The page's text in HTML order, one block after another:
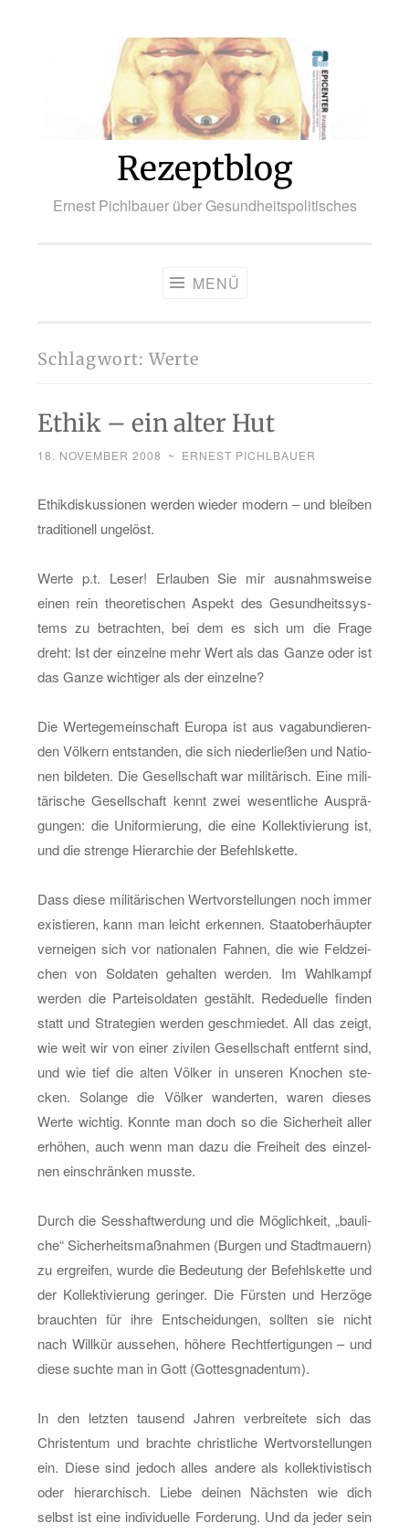
Rezeptblog
Ernest Pichlbauer über Gesundheitspolitisches
MENÜ
Schlagwort: Werte
Ethik – ein alter Hut
18. NOVEMBER 2008 ~ ERNEST PICHLBAUER
Ethik­dis­kus­sio­nen wer­den wie­der mo­dern – und blei­ben
tra­di­tio­nell un­ge­löst.
Werte p.t. Leser! Er­lau­ben Sie mir aus­nahms­wei­se
einen rein theo­re­ti­schen As­pekt des Ge­sund­heits­sys­
tems zu be­trach­ten, bei dem es sich um die Frage
dreht: Ist der ein­zel­ne mehr Wert als das Ganze oder ist
das Ganze wich­ti­ger als der ein­zel­ne?
Die Wer­te­ge­mein­schaft Eu­ro­pa ist aus va­ga­bun­die­ren­
den Völ­kern ent­stan­den, die sich nie­der­lie­ßen und Na­tio­
nen bil­de­ten. Die Ge­sell­schaft war mi­li­tä­risch. Eine mi­li­
tä­ri­sche Ge­sell­schaft kennt zwei we­sent­li­che Aus­prä­
gun­gen: die Uni­for­mie­rung, die eine Kol­lek­ti­vie­rung ist,
und die stren­ge Hier­ar­chie der Be­fehls­ket­te.
Dass diese mi­li­tä­ri­schen Wert­vor­stel­lun­gen noch immer
exis­tie­ren, kann man leicht er­ken­nen. Staa­to­ber­häup­ter
ver­nei­gen sich vor na­tio­na­len Fah­nen, die wie Feld­zei­
chen von Sol­da­ten ge­hal­ten wer­den. Im Wahl­kampf
wer­den die Par­tei­sol­da­ten ge­stählt. Re­de­du­el­le fin­den
statt und Stra­te­gi­en wer­den ge­schmie­det. All das zeigt,
wie weit wir von einer zi­vi­len Ge­sell­schaft ent­fernt sind,
und wie tief die alten Völ­ker in un­se­ren Kno­chen ste­
cken. So­lan­ge die Völ­ker wan­der­ten, waren die­ses
Werte wich­tig. Konn­te man doch so die Si­cher­heit aller
er­hö­hen, auch wenn man dazu die Frei­heit des ein­zel­
nen ein­schrän­ken muss­te.
Durch die Sess­haft­wer­dung und die Mög­lich­keit, „bau­li­
che“ Si­cher­heits­maß­nah­men (Bur­gen und Stadt­mau­ern)
zu er­grei­fen, wurde die Be­deu­tung der Be­fehls­ket­te und
der Kol­lek­ti­vie­rung ge­rin­ger. Die Fürs­ten und Her­zö­ge
brauch­ten für ihre Ent­schei­dun­gen, soll­ten sie nicht
nach Will­kür aus­se­hen, hö­he­re Recht­fer­ti­gun­gen – und
diese such­te man in Gott (Got­tes­gna­den­tum).
In den letz­ten tau­send Jah­ren ver­brei­te­te sich das
Chris­ten­tum und brach­te christ­li­che Wert­vor­stel­lun­gen
ein. Diese sind je­doch alles an­de­re als kol­lek­ti­vis­tisch
oder hier­ar­chisch. Liebe dei­nen Nächs­ten wie dich
selbst ist eine in­di­vi­du­el­le For­de­rung. Und da jeder sein